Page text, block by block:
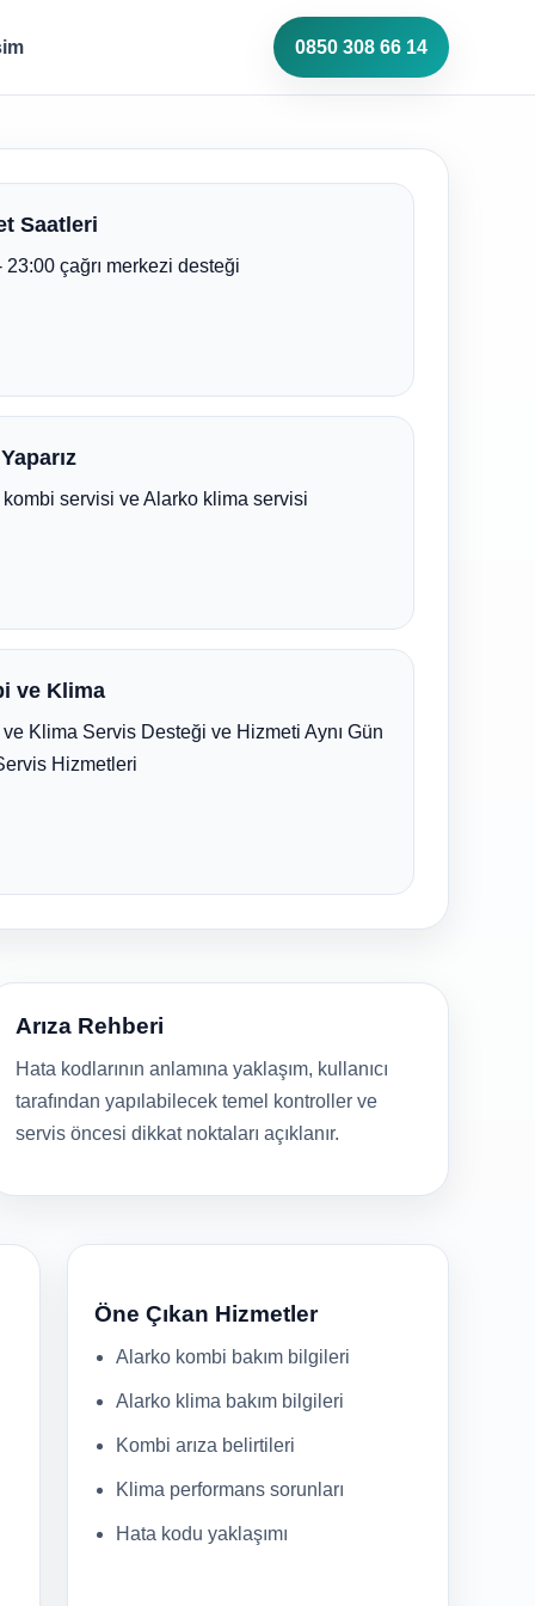
0850 308 66 14
Saatleri
23:00 çağrı merkezi desteği
servisi ve Alarko klima servisi
ve Klima
Klima Servis Desteği ve Hizmeti Aynı Gün
Hizmetleri
Arıza Rehberi
Hata kodlarının anlamına yaklaşım, kullanıcı
tarafından yapılabilecek temel kontroller ve
servis öncesi dikkat noktaları açıklanır.
Öne Çıkan Hizmetler
Alarko kombi bakım bilgileri
Alarko klima bakım bilgileri
Kombi arıza belirtileri
Klima performans sorunları
Hata kodu yaklaşımı